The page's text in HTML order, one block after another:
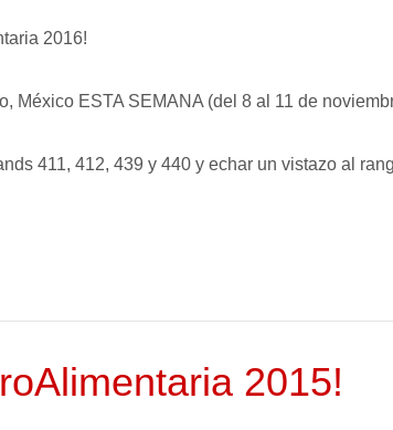
2016!
México ESTA SEMANA (del 8 al 11 de
411, 412, 439 y 440 y echar un vistazo al
2015!